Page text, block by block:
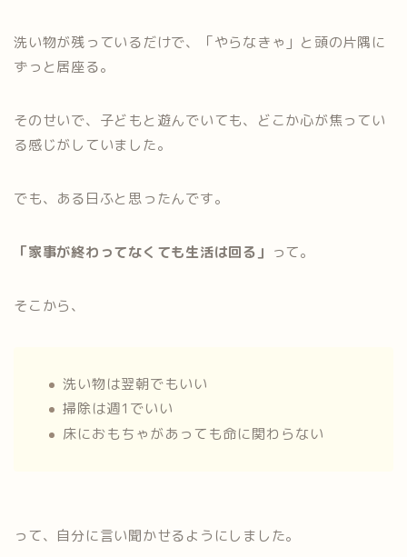
洗い物が残っているだけで、「やらなきゃ」と頭の片隅に
ずっと居座る。
そのせいで、子どもと遊んでいても、どこか心が焦ってい
る感じがしていました。
でも、ある日ふと思ったんです。
「家事が終わってなくても生活は回る」 って。
そこから、
洗い物は翌朝でもいい
掃除は週1でいい
床におもちゃがあっても命に関わらない
って、自分に言い聞かせるようにしました。